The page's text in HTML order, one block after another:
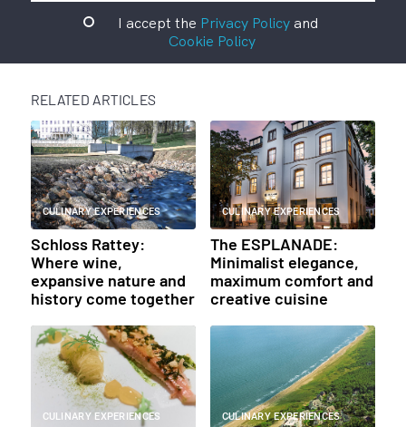
I accept the Privacy Policyand
Cookie Policy
RELATED ARTICLES
CULINARY EXPERIENCES
Schloss Rattey:
Where wine,
expansive nature and
history come together
CULINARY EXPERIENCES
The ESPLANADE:
Minimalist elegance,
maximum comfort and
creative cuisine
CULINARY EXPERIENCES CULINARY EXPERIENCES